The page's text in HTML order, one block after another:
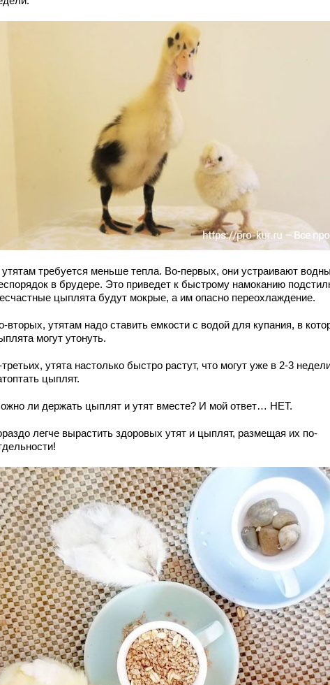
требуется меньше тепла. Во-первых, они устраивают
в брудере. Это приведет к быстрому намоканию
цыплята будут мокрые, а им опасно переохлаждение.
вторых, утятам надо ставить емкости с водой для купания, в
могут утонуть.
утята настолько быстро растут, что могут уже в 2-3
цыплят.
ли держать цыплят и утят вместе? И мой ответ… НЕТ.
легче вырастить здоровых утят и цыплят, размещая их по-